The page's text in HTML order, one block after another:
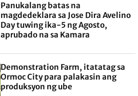
Panukalang batas na
magdedeklara sa Jose Dira Avelino
Day tuwing ika-5 ng Agosto,
aprubado na sa Kamara
Demonstration Farm, itatatag sa
Ormoc City para palakasin ang
produksyon ng ube